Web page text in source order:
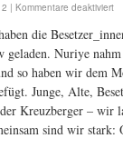
| Kommentare deaktiviert
die
geladen. Nuriye
so haben wir dem
Junge, Alte,
Kreuzberger – wir
sind wir